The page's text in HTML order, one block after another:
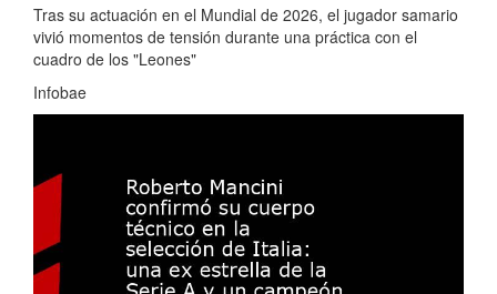
Tras su actuación en el Mundial de 2026, el jugador samario
vivió momentos de tensión durante una práctica con el
cuadro de los "Leones"
Infobae